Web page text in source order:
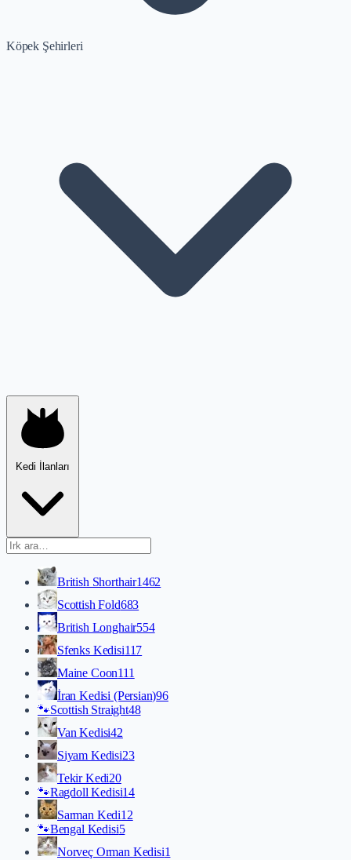
Köpek Şehirleri
Kedi İlanları
British Shorthair1462
Scottish Fold683
British Longhair554
Sfenks Kedisi117
Maine Coon111
İran Kedisi (Persian)96
🐾Scottish Straight48
Van Kedisi42
Siyam Kedisi23
Tekir Kedi20
🐾Ragdoll Kedisi14
Sarman Kedi12
🐾Bengal Kedisi5
Norveç Orman Kedisi1